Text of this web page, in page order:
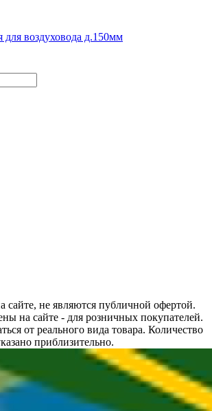
для воздуховода д.150мм
сайте, не являются публичной офертой.
на сайте - для розничных покупателей.
от реального вида товара. Количество
приблизительно.